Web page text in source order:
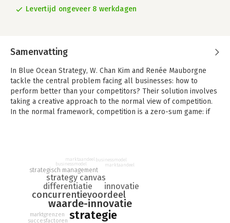
Levertijd ongeveer 8 werkdagen
Samenvatting
In Blue Ocean Strategy, W. Chan Kim and Renée Mauborgne
tackle the central problem facing all businesses: how to
perform better than your competitors? Their solution involves
taking a creative approach to the normal view of competition.
In the normal framework, competition is a zero-sum game: if
crowded marketplaces, what they call “red oceans,” and
instead seek out new markets, or “blue oceans.” Once the blue
oceans have been identified, companies can get down to the
task of creating unique products which exploit that market.
Chan and Mauborgne argue, for example, that a wine company
might decide to start appealing to a group previously
strategie
waarde-innovatie
concurrentievoordeel
differentiatie
strategy canvas
innovatie
strategisch management
succesfactoren
marktgrenzen
businessmodel
marktaandeel businessmodel
marktaandeel